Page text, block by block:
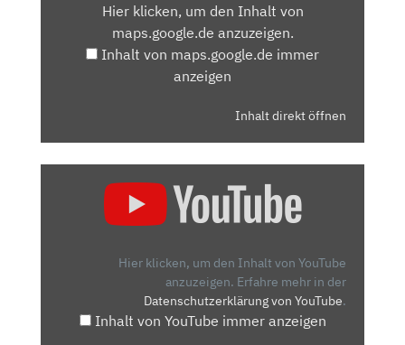
MAPS.GOOGLE.DEHier klicken, um den Inhalt von
maps.google.de anzuzeigen.
Inhalt von maps.google.de immer
anzeigen
Inhalt direkt öffnen
Hier klicken, um den Inhalt von YouTube
anzuzeigen. Erfahre mehr in der
Datenschutzerklärung von YouTube.
Inhalt von YouTube immer anzeigen